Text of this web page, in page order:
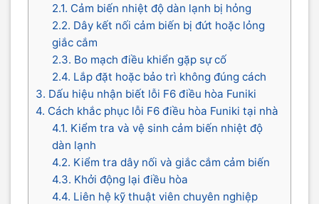
2.1. Cảm biến nhiệt độ dàn lạnh bị hỏng
2.2. Dây kết nối cảm biến bị đứt hoặc lỏng
giắc cắm
2.3. Bo mạch điều khiển gặp sự cố
2.4. Lắp đặt hoặc bảo trì không đúng cách
3. Dấu hiệu nhận biết lỗi F6 điều hòa Funiki
4. Cách khắc phục lỗi F6 điều hòa Funiki tại nhà
4.1. Kiểm tra và vệ sinh cảm biến nhiệt độ
dàn lạnh
4.2. Kiểm tra dây nối và giắc cắm cảm biến
4.3. Khởi động lại điều hòa
4.4. Liên hệ kỹ thuật viên chuyên nghiệp